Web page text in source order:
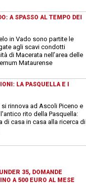
A SPASSO AL TEMPO DEI
in Vado sono partite le
agli scavi condotti
di Macerata nell’area delle
Mataurense
LA PASQUELLA E I
si rinnova ad Ascoli Piceno e
rito della Pasquella:
di casa in casa alla ricerca di
35, DOMANDE
A 500 EURO AL MESE